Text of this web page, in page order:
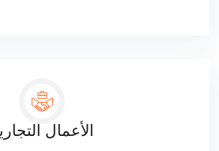
الأعمال